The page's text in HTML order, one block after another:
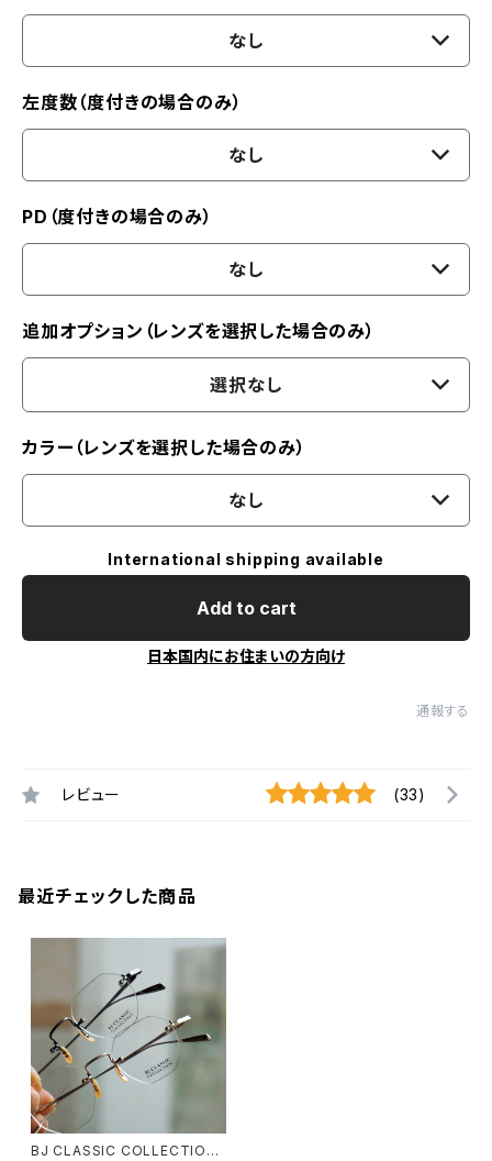
なし
左度数（度付きの場合のみ）
なし
PD（度付きの場合のみ）
なし
追加オプション（レンズを選択した場合のみ）
選択なし
カラー（レンズを選択した場合のみ）
なし
International shipping available
Add to cart
日本国内にお住まいの方向け
通報する
レビュー (33)
最近チェックした商品
BJ CLASSIC COLLECTION